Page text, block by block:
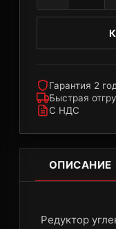
ОПИСАНИЕ
Редуктор
Гарантия 2
Быстрая
С НДС